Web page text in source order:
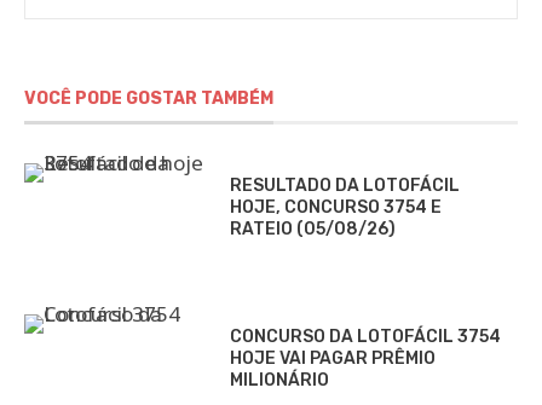
VOCÊ PODE GOSTAR TAMBÉM
RESULTADO DA LOTOFÁCIL
HOJE, CONCURSO 3754 E
RATEIO (05/08/26)
CONCURSO DA LOTOFÁCIL 3754
HOJE VAI PAGAR PRÊMIO
MILIONÁRIO